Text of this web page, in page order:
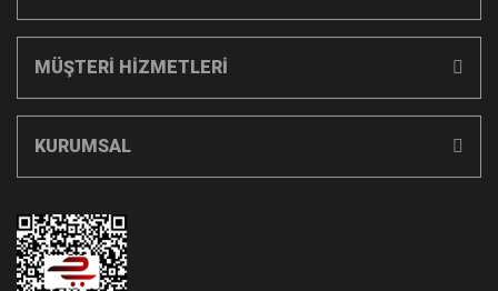
MÜŞTERİ HİZMETLERİ
KURUMSAL